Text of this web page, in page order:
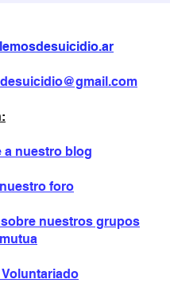
a nuestro blog
foro
sobre nuestros grupos
Voluntariado